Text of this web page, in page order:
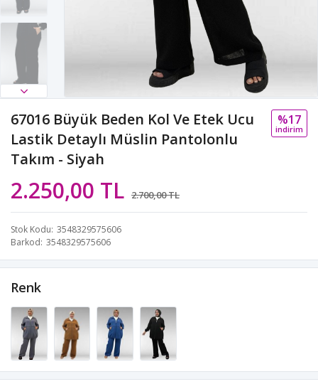
67016 Büyük Beden Kol Ve Etek Ucu
Lastik Detaylı Müslin Pantolonlu
Takım - Siyah
2.250,00 TL 2.700,00 TL
%17
i̇ndi̇ri̇m
Stok Kodu 3548329575606
Barkod 3548329575606
Renk